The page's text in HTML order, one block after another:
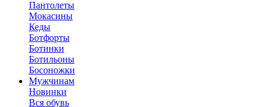
Пантолеты
Мокасины
Кеды
Ботфорты
Ботинки
Ботильоны
Босоножки
Мужчинам
Новинки
Вся обувь